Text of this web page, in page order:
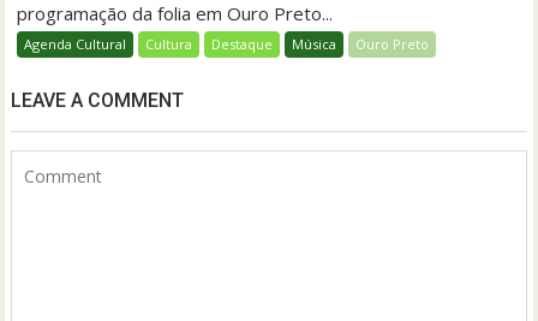
programação da folia em Ouro Preto...
Agenda Cultural Cultura Destaque Música Ouro Preto
LEAVE A COMMENT